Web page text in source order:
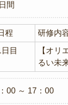
間
程 研修内
日目
【オリ
るい未
00 ～ 17：00